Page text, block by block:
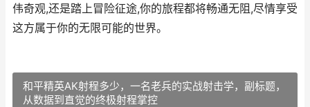
伟奇观,还是踏上冒险征途,你的旅程都将畅通无阻,尽情享受
这方属于你的无限可能的世界。
和平精英AK射程多少，一名老兵的实战射击学，副标题，
从数据到直觉的终极射程掌控